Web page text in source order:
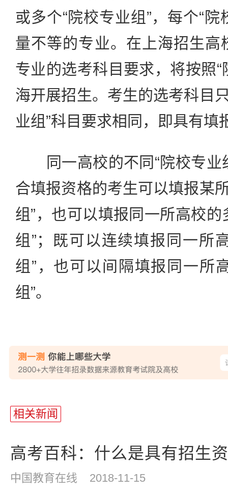
或多个“院校专业组”，每个“
量不等的专业。在上海招生高
专业的选考科目要求，将按照“
海开展招生。考生的选考科目
业组”科目要求相同，即具有填
同一高校的不同“院校专业
合填报资格的考生可以填报某
组”，也可以填报同一所高校的
组”；既可以连续填报同一所
组”，也可以间隔填报同一所
组”。
相关新闻
高考百科：什么是具有招生
中国教育在线 2018-11-15